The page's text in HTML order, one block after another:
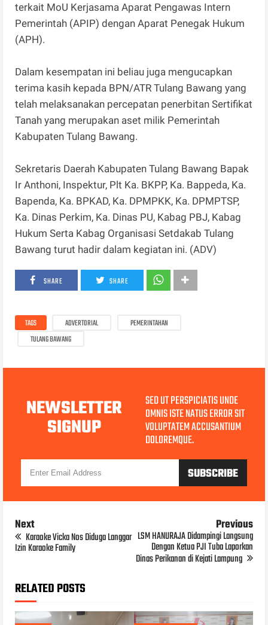
terkait MoU Kerjasama Aparat Pengawas Intern
Pemerintah (APIP) dengan Aparat Penegak Hukum
(APH).
Dalam kesempatan ini beliau juga mengucapkan
terima kasih kepada BPN/ATR Tulang Bawang yang
telah melaksanakan percepatan penerbitan Sertifikat
Tanah yang merupakan aset milik Pemerintah
Kabupaten Tulang Bawang.
Sekretaris Daerah Kabupaten Tulang Bawang Bapak
Ir Anthoni, Inspektur, Plt Ka. BKPP, Ka. Bappeda, Ka.
Bapenda, Ka. BPKAD, Ka. DPMPKK, Ka. DPMPTSP,
Ka. Dinas Perkim, Ka. Dinas PU, Kabag PBJ, Kabag
Hukum Serta Kabag Organisasi Setdakab Tulang
Bawang turut hadir dalam kegiatan ini. (ADV)
SHARE SHARE
TAGS ADVERTORIAL
PEMERINTAHAN
TULANG BAWANG
NEWSLETTER
SIGNUP
SED UT PERSPICIATIS UNDE
OMNIS ISTE NATUS ERROR SIT
VOLUPTATEM ACCUSANTIUM
DOLOREMQUE.
Next
Karaoke Vicka Nos Diduga Langgar
Izin Karaoke Family
Previous
LSM HANURAJA Didampingi Langsung
Dengan Ketua PJI Tuba Laporkan
Dinas Perikanan di Kejati Lampung
RELATED POSTS